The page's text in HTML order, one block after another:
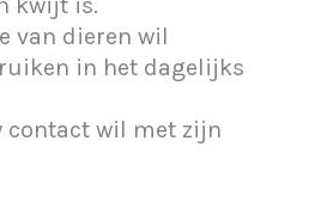
kwijt is.
van dieren wil
in het dagelijks
contact wil met zijn